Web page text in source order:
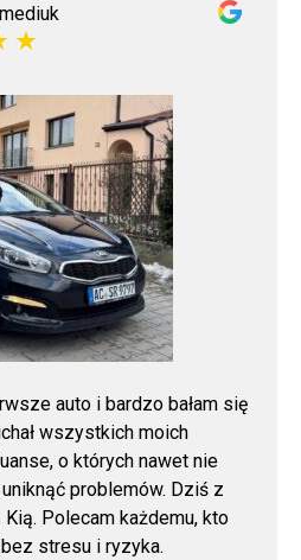
auto i bardzo bałam się
wszystkich moich
o których nawet nie
uniknąć problemów. Dziś z
Polecam każdemu, kto
stresu i ryzyka.